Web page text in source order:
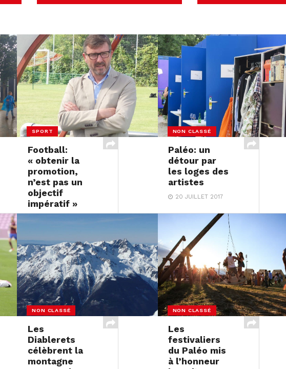
SPORT
Football:
« obtenir la
promotion,
n’est pas un
objectif
impératif »
NON CLASSÉ
Paléo: un
détour par
les loges des
artistes
20 JUILLET 2017
NON CLASSÉ
Les
Diablerets
célèbrent la
montagne
NON CLASSÉ
Les
festivaliers
du Paléo mis
à l’honneur